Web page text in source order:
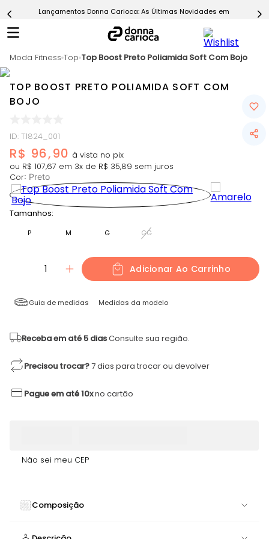
Lançamentos Donna Carioca: As Últimas Novidades em Moda
Moda Fitness Top Top Boost Preto Poliamida Soft Com Bojo
TOP BOOST PRETO POLIAMIDA SOFT COM
BOJO
ID: T1824_001
R$ 96,90
ou R$ 107,67 em 3x de R$ 35,89 sem juros
Cor: Preto
Tamanhos:
P M G GG
1 Adicionar Ao Carrinho
Guia de medidas Medidas da modelo
Receba em até 5 diasConsulte sua região.
Precisou trocar?7 dias para trocar ou devolver
Pague em até 10xno cartão
Não sei meu CEP
Composição
Short
7º Conjunto
9 º Ultimate Rosa